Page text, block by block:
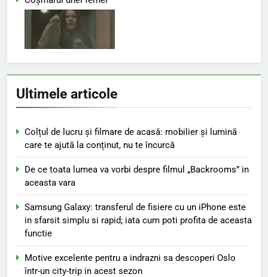
Ultimele articole
Colțul de lucru și filmare de acasă: mobilier și lumină
care te ajută la conținut, nu te încurcă
De ce toata lumea va vorbi despre filmul „Backrooms” in
aceasta vara
Samsung Galaxy: transferul de fisiere cu un iPhone este
in sfarsit simplu si rapid; iata cum poti profita de aceasta
functie
Motive excelente pentru a indrazni sa descoperi Oslo
într-un city-trip in acest sezon